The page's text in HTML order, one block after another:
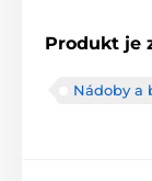
Produkt je
Nádoby a